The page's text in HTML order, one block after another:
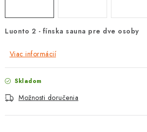
Spôsob dopravy a platby
Vernostný program
Luonto 2 - fínska sauna pre dve osoby
Viac informácií
Skladom
Možnosti doručenia